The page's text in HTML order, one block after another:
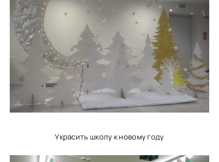
Украсить школу к новому году